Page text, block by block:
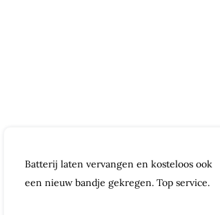
Batterij laten vervangen en kosteloos ook
een nieuw bandje gekregen. Top service.